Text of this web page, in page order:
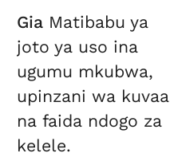
Gia Matibabu ya
joto ya uso ina
ugumu mkubwa,
upinzani wa kuvaa
na faida ndogo za
kelele.